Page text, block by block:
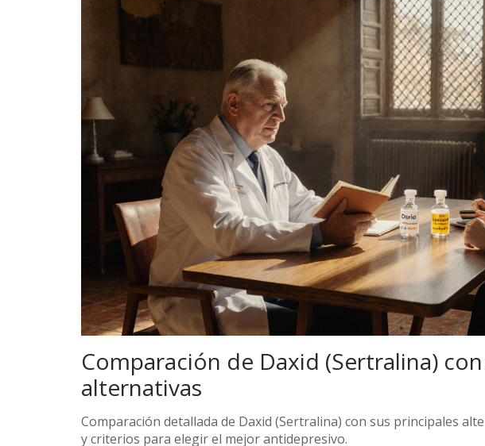
Comparación de Daxid (Sertralina)
alternativas
Comparación detallada de Daxid (Sertralina) con sus principales
y criterios para elegir el mejor antidepresivo.